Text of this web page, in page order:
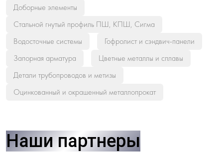
Доборные элементы
Стальной гнутый профиль ПШ, КПШ, Сигма
Водосточные системы
Гофролист и сэндвич-панели
Запорная арматура
Цветные металлы и сплавы
Детали трубопроводов и метизы
Оцинкованный и окрашенный металлопрокат
Наши партнеры